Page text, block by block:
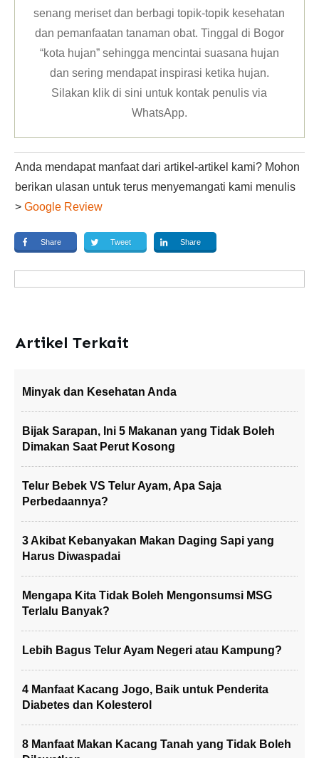
senang meriset dan berbagi topik-topik kesehatan
dan pemanfaatan tanaman obat. Tinggal di Bogor
“kota hujan” sehingga mencintai suasana hujan
dan sering mendapat inspirasi ketika hujan.
Silakan klikdi sini untuk kontak penulis via
WhatsApp.
Anda mendapat manfaat dari artikel-artikel kami? Mohon
berikan ulasan untuk terus menyemangati kami menulis
> Google Review
Share Tweet Share
Artikel Terkait
Minyak dan Kesehatan Anda
Bijak Sarapan, Ini 5 Makanan yang Tidak Boleh
Dimakan Saat Perut Kosong
Telur Bebek VS Telur Ayam, Apa Saja
Perbedaannya?
3 Akibat Kebanyakan Makan Daging Sapi yang
Harus Diwaspadai
Mengapa Kita Tidak Boleh Mengonsumsi MSG
Terlalu Banyak?
Lebih Bagus Telur Ayam Negeri atau Kampung?
4 Manfaat Kacang Jogo, Baik untuk Penderita
Diabetes dan Kolesterol
8 Manfaat Makan Kacang Tanah yang Tidak Boleh